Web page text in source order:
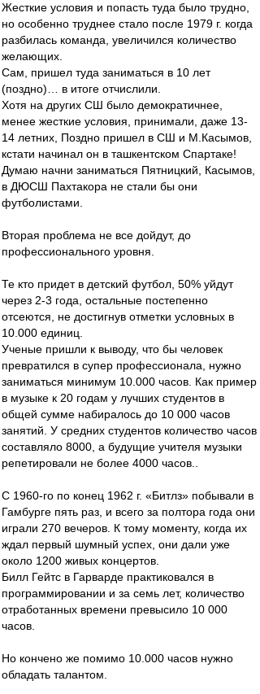
Жесткие условия и попасть туда было трудно,
но особенно труднее стало после 1979 г. когда
разбилась команда, увеличился количество
желающих.
Сам, пришел туда заниматься в 10 лет
(поздно)… в итоге отчислили.
Хотя на других СШ было демократичнее,
менее жесткие условия, принимали, даже 13-
14 летних, Поздно пришел в СШ и М.Касымов,
кстати начинал он в ташкентском Спартаке!
Думаю начни заниматься Пятницкий, Касымов,
в ДЮСШ Пахтакора не стали бы они
футболистами.
Вторая проблема не все дойдут, до
профессионального уровня.
Те кто придет в детский футбол, 50% уйдут
через 2-3 года, остальные постепенно
отсеются, не достигнув отметки условных в
10.000 единиц.
Ученые пришли к выводу, что бы человек
превратился в супер профессионала, нужно
заниматься минимум 10.000 часов. Как пример
в музыке к 20 годам у лучших студентов в
общей сумме набиралось до 10 000 часов
занятий. У средних студентов количество часов
составляло 8000, а будущие учителя музыки
репетировали не более 4000 часов..
С 1960-го по конец 1962 г. «Битлз» побывали в
Гамбурге пять раз, и всего за полтора года они
играли 270 вечеров. К тому моменту, когда их
ждал первый шумный успех, они дали уже
около 1200 живых концертов.
Билл Гейтс в Гарварде практиковался в
программировании и за семь лет, количество
отработанных времени превысило 10 000
часов.
Но кончено же помимо 10.000 часов нужно
обладать талантом.